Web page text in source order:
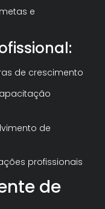
e
de crescimento
de
profissionais
de